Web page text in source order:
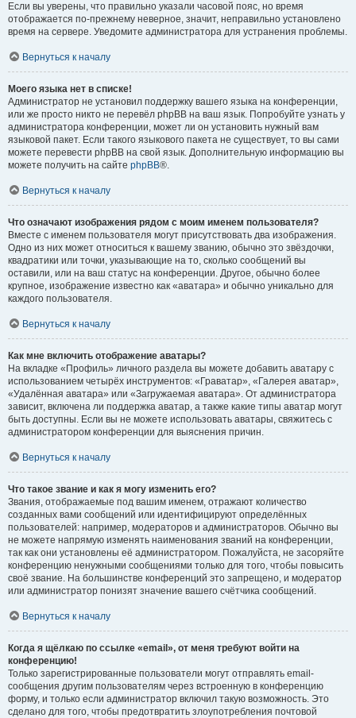
Если вы уверены, что правильно указали часовой пояс, но время
отображается по-прежнему неверное, значит, неправильно установлено
время на сервере. Уведомите администратора для устранения проблемы.
Вернуться к началу
Моего языка нет в списке!
Администратор не установил поддержку вашего языка на конференции,
или же просто никто не перевёл phpBB на ваш язык. Попробуйте узнать у
администратора конференции, может ли он установить нужный вам
языковой пакет. Если такого языкового пакета не существует, то вы сами
можете перевести phpBB на свой язык. Дополнительную информацию вы
можете получить на сайте phpBB®.
Вернуться к началу
Что означают изображения рядом с моим именем пользователя?
Вместе с именем пользователя могут присутствовать два изображения.
Одно из них может относиться к вашему званию, обычно это звёздочки,
квадратики или точки, указывающие на то, сколько сообщений вы
оставили, или на ваш статус на конференции. Другое, обычно более
крупное, изображение известно как «аватара» и обычно уникально для
каждого пользователя.
Вернуться к началу
Как мне включить отображение аватары?
На вкладке «Профиль» личного раздела вы можете добавить аватару с
использованием четырёх инструментов: «Граватар», «Галерея аватар»,
«Удалённая аватара» или «Загружаемая аватара». От администратора
зависит, включена ли поддержка аватар, а также какие типы аватар могут
быть доступны. Если вы не можете использовать аватары, свяжитесь с
администратором конференции для выяснения причин.
Вернуться к началу
Что такое звание и как я могу изменить его?
Звания, отображаемые под вашим именем, отражают количество
созданных вами сообщений или идентифицируют определённых
пользователей: например, модераторов и администраторов. Обычно вы
не можете напрямую изменять наименования званий на конференции,
так как они установлены её администратором. Пожалуйста, не засоряйте
конференцию ненужными сообщениями только для того, чтобы повысить
своё звание. На большинстве конференций это запрещено, и модератор
или администратор понизят значение вашего счётчика сообщений.
Вернуться к началу
Когда я щёлкаю по ссылке «email», от меня требуют войти на
конференцию!
Только зарегистрированные пользователи могут отправлять email-
сообщения другим пользователям через встроенную в конференцию
форму, и только если администратор включил такую возможность. Это
сделано для того, чтобы предотвратить злоупотребления почтовой